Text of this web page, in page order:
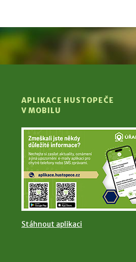
APLIKACE HUSTOPEČE
V MOBILU
Stáhnout aplikaci